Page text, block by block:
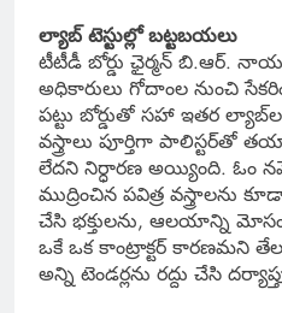
ల్యాబ్ టెస్టుల్లో బట్టబయలు
టీటీడీ బోర్డు ఛైర్మన్ బి.ఆర్.
అధికారులు గోదాంల నుంచి
పట్టు బోర్డుతో సహా ఇతర
వస్త్రాలు పూర్తిగా పాలిస్టర్‌తో
లేదని నిర్ధారణ అయ్యింది. ఓం
ముద్రించిన పవిత్ర వస్త్రాలను
చేసి భక్తులను, ఆలయాన్ని
ఒకే ఒక కాంట్రాక్టర్ కారణమని
అన్ని టెండర్లను రద్దు చేసి